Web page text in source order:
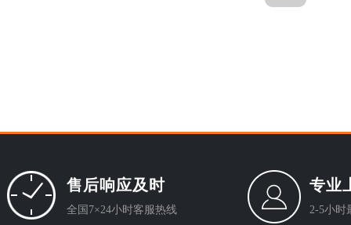
售后响应及时
全国7×24小时客服热线
专业
2-5小时